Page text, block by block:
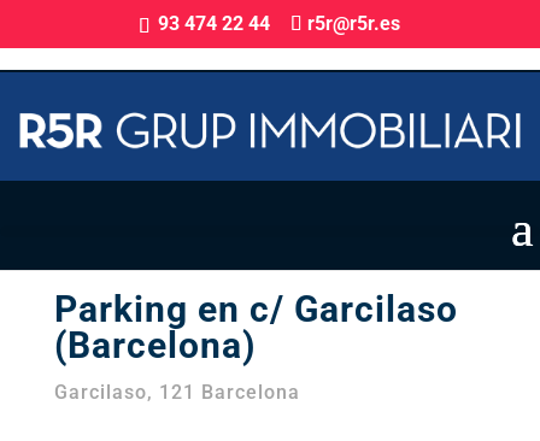
93 474 22 44 r5r@r5r.es
Parking en c/ Garcilaso
(Barcelona)
Garcilaso, 121 Barcelona